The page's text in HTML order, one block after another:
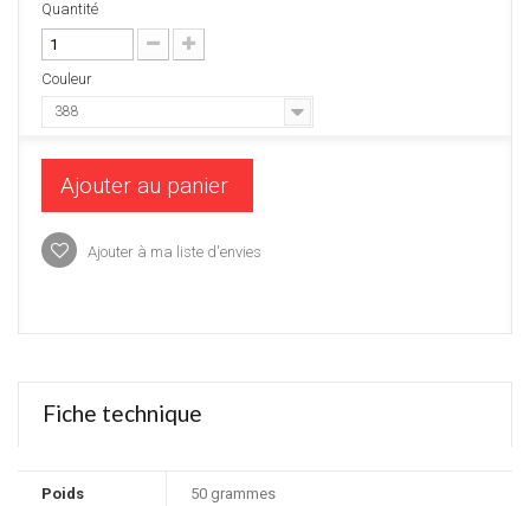
Quantité
Couleur
388
Ajouter au panier
Ajouter à ma liste d'envies
Fiche technique
Poids 50 grammes